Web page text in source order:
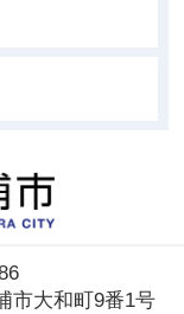
市大和町9番1号